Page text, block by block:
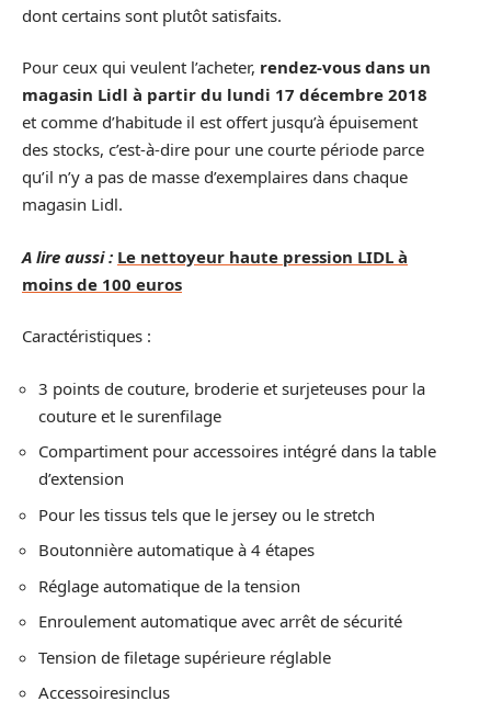
dont certains sont plutôt satisfaits.
Pour ceux qui veulent l’acheter, rendez-vous dans un
magasin Lidl à partir du lundi 17 décembre 2018
et comme d’habitude il est offert jusqu’à épuisement
des stocks, c’est-à-dire pour une courte période parce
qu’il n’y a pas de masse d’exemplaires dans chaque
magasin Lidl.
A lire aussi : Le nettoyeur haute pression LIDL à
moins de 100 euros
Caractéristiques :
3 points de couture, broderie et surjeteuses pour la
couture et le surenfilage
Compartiment pour accessoires intégré dans la table
d’extension
Pour les tissus tels que le jersey ou le stretch
Boutonnière automatique à 4 étapes
Réglage automatique de la tension
Enroulement automatique avec arrêt de sécurité
Tension de filetage supérieure réglable
Accessoiresinclus